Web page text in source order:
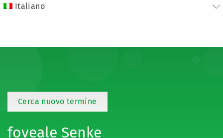
Italiano
Cerca nuovo termine
foveale Senke